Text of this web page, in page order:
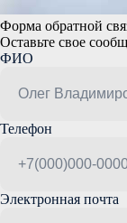
Форма обратной
Оставьте свое
ФИО
Телефон
Электронная почта